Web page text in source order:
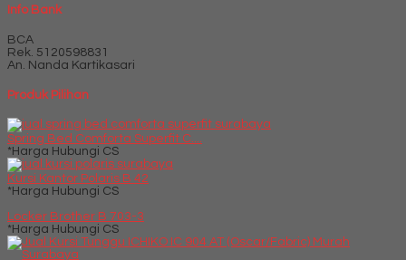
Info Bank
BCA
Rek. 5120598831
An. Nanda Kartikasari
Produk Pilihan
Spring Bed Comforta Superfit C....
*Harga Hubungi CS
Kursi Kantor Polaris B 42
*Harga Hubungi CS
Locker Brother B 703-3
*Harga Hubungi CS